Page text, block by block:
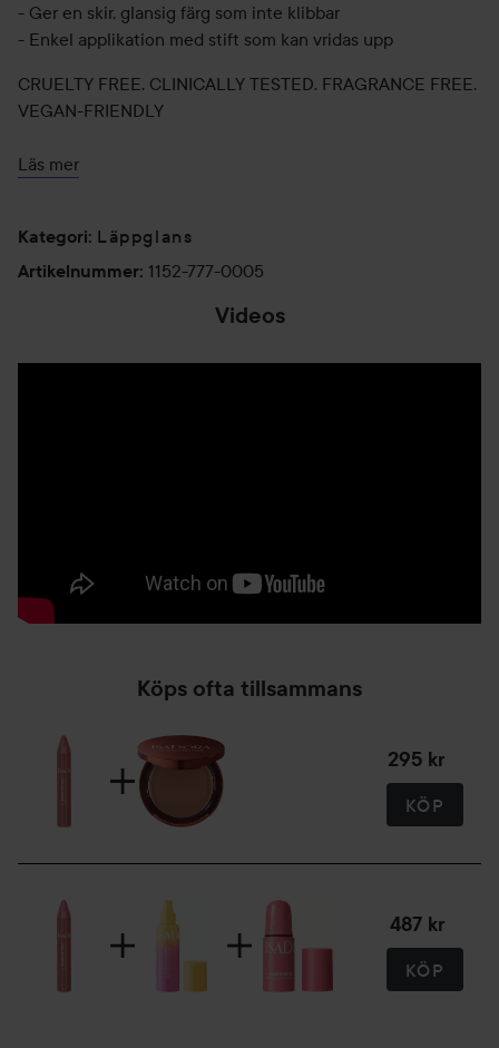
- Ger en skir, glansig färg som inte klibbar
- Enkel applikation med stift som kan vridas upp
CRUELTY FREE. CLINICALLY TESTED. FRAGRANCE FREE.
VEGAN-FRIENDLY
Användning:
Vrid upp och applicera direkt på läpparna. Återapplicera för
att bibehålla fukt och fyllighet.
Läs mer
Kategori: Läppglans
Artikelnummer: 1152-777-0005
Videos
Köps ofta tillsammans
295 kr
KÖP
487 kr
KÖP